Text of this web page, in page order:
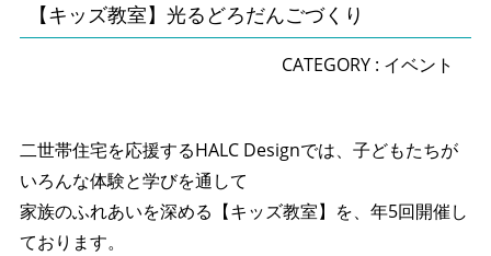
【キッズ教室】光るどろだんごづくり
CATEGORY : イベント
二世帯住宅を応援するHALC Designでは、子どもたちが
いろんな体験と学びを通して
家族のふれあいを深める【キッズ教室】を、年5回開催し
ております。